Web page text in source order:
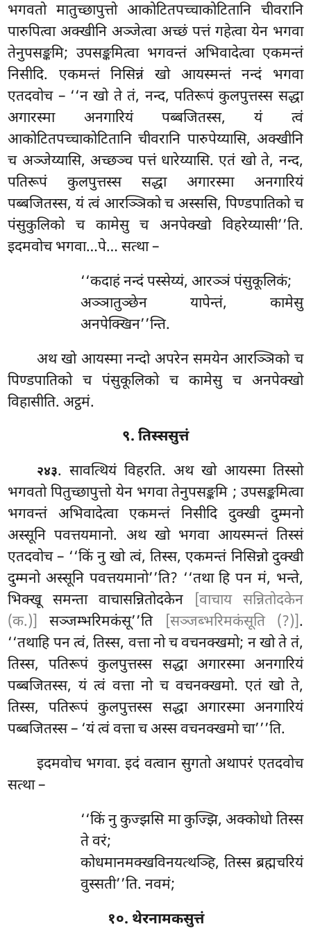
भगवतो मातुच्छापुत्तो आकोटितपच्चाकोटितानि चीवरानि
पारुपित्वा अक्खीनि अञ्जेत्वा अच्छं पत्तं गहेत्वा येन भगवा
तेनुपसङ्कमि; उपसङ्कमित्वा भगवन्तं अभिवादेत्वा एकमन्तं
निसीदि. एकमन्तं निसिन्नं खो आयस्मन्तं नन्दं भगवा
एतदवोच – ‘‘न खो ते तं, नन्द, पतिरूपं कुलपुत्तस्स सद्धा
अगारस्मा अनगारियं पब्बजितस्स, यं त्वं
आकोटितपच्चाकोटितानि चीवरानि पारुपेय्यासि, अक्खीनि
च अञ्जेय्यासि, अच्छञ्च पत्तं धारेय्यासि. एतं खो ते, नन्द,
पतिरूपं कुलपुत्तस्स सद्धा अगारस्मा अनगारियं
पब्बजितस्स, यं त्वं आरञ्ञिकोच अस्ससि, पिण्डपातिको च
पंसुकुलिको च कामेसु च अनपेक्खो विहरेय्यासी’’ति.
इदमवोच भगवा…पे… सत्था –
‘‘कदाहं नन्दं पस्सेय्यं, आरञ्ञं पंसुकूलिकं;
अञ्ञातुञ्छेन यापेन्तं, कामेसु
अनपेक्खिन’’न्ति.
अथखो आयस्मा नन्दो अपरेन समयेन आरञ्ञिको च
पिण्डपातिको च पंसुकूलिको च कामेसु च अनपेक्खो
विहासीति. अट्ठमं.
९. तिस्ससुत्तं
२४३. सावत्थियं विहरति. अथ खो आयस्मा तिस्सो
भगवतो पितुच्छापुत्तो येन भगवा तेनुपसङ्कमि ; उपसङ्कमित्वा
भगवन्तं अभिवादेत्वा एकमन्तं निसीदि दुक्खी दुम्मनो
अस्सूनि पवत्तयमानो. अथ खो भगवा आयस्मन्तं तिस्सं
एतदवोच – ‘‘किं नु खो त्वं, तिस्स, एकमन्तं निसिन्नो दुक्खी
दुम्मनो अस्सूनि पवत्तयमानो’’ति? ‘‘तथा हि पन मं, भन्ते,
भिक्खू समन्ता वाचासन्नितोदकेन
[वाचाय सन्नितोदकेन
(क.)]
सञ्जम्भरिमकंसू’’ति [सञ्जब्भरिमकंसूति (?)].
‘‘तथाहि पन त्वं, तिस्स, वत्ता नो च वचनक्खमो; न खो ते तं,
तिस्स, पतिरूपं कुलपुत्तस्स सद्धा अगारस्मा अनगारियं
पब्बजितस्स, यं त्वं वत्ता नो च वचनक्खमो. एतं खो ते,
तिस्स, पतिरूपं कुलपुत्तस्स सद्धा अगारस्मा अनगारियं
पब्बजितस्स – ‘यं त्वं वत्ता च अस्स वचनक्खमो चा’’’ति.
इदमवोच भगवा. इदं वत्वान सुगतो अथापरं एतदवोच
सत्था –
‘‘किं नु कुज्झसि मा कुज्झि, अक्कोधो तिस्स
ते वरं;
कोधमानमक्खविनयत्थञ्हि, तिस्स ब्रह्मचरियं
वुस्सती’’ति. नवमं;
१०. थेरनामकसुत्तं